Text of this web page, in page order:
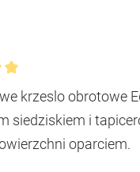
5 z 5 gwiazdek
krzeslo obrotowe
siedziskiem i
oparciem.